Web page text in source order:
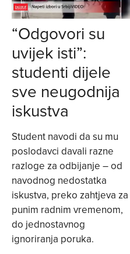
“Odgovori su
uvijek isti”:
studenti dijele
sve neugodnija
iskustva
Student navodi da su mu
poslodavci davali razne
razloge za odbijanje – od
navodnog nedostatka
iskustva, preko zahtjeva za
punim radnim vremenom,
do jednostavnog
ignoriranja poruka.